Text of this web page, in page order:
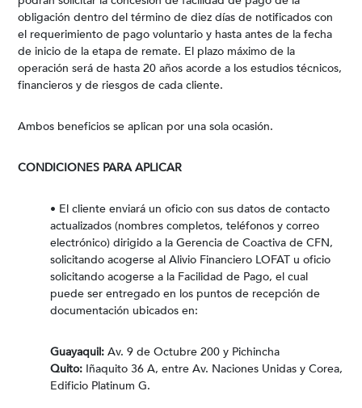
obligación dentro del término de diez días de notificados con
el requerimiento de pago voluntario y hasta antes de la fecha
de inicio de la etapa de remate. El plazo máximo de la
operación será de hasta 20 años acorde a los estudios técnicos,
financieros y de riesgos de cada cliente.
Ambos beneficios se aplican por una sola ocasión.
CONDICIONES PARA APLICAR
• El cliente enviará un oficio con sus datos de contacto
actualizados (nombres completos, teléfonos y correo
electrónico) dirigido a la Gerencia de Coactiva de CFN,
solicitando acogerse al Alivio Financiero LOFAT u oficio
solicitando acogerse a la Facilidad de Pago, el cual
puede ser entregado en los puntos de recepción de
documentación ubicados en:
Guayaquil: Av. 9 de Octubre 200 y Pichincha
Quito: Iñaquito 36 A, entre Av. Naciones Unidas y Corea,
Edificio Platinum G.